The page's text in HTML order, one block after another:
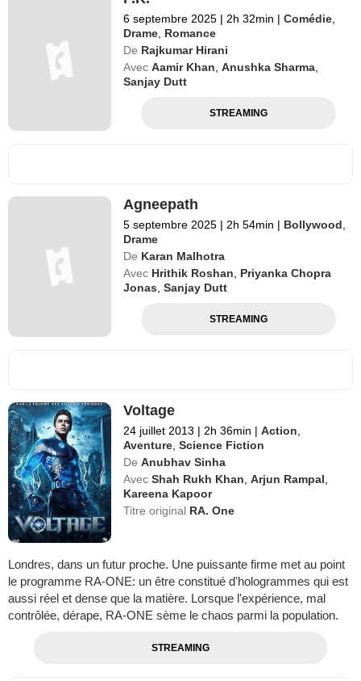
6 septembre 2025 | 2h 32min | Comédie
Drame Romance
De Rajkumar Hirani
Avec Aamir Khan ,Anushka Sharma
Sanjay Dutt
STREAMING
Agneepath
5 septembre 2025 | 2h 54min | Bollywood
Drame
De Karan Malhotra
Avec Hrithik Roshan
Priyanka Chopra
Jonas ,Sanjay Dutt
STREAMING
Voltage
24 juillet 2013 | 2h 36min | Action
Aventure ,Science Fiction
De Anubhav Sinha
Avec Shah Rukh Khan ,Arjun Rampal
Kareena Kapoor
Titre original RA. One
Londres, dans un futur proche. Une puissante firme met au point
le programme RA-ONE: un être constitué d'hologrammes qui est
aussi réel et dense que la matière. Lorsque l'expérience, mal
contrôlée, dérape, RA-ONE sème le chaos parmi la population.
STREAMING